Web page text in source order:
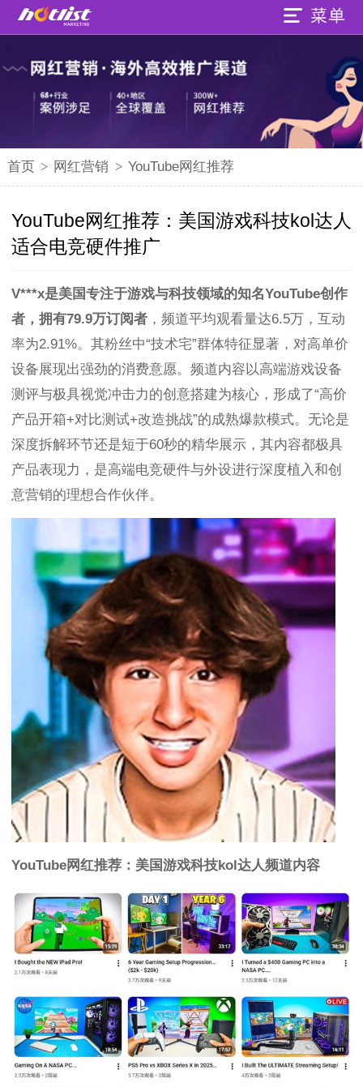
首页 > 网红营销 > YouTube网红推荐
YouTube网红推荐：美国游戏科技kol达人
适合电竞硬件推广
V***x是美国专注于游戏与科技领域的知名YouTube创作
者，拥有79.9万订阅者 ，频道平均观看量达6.5万，互动
率为2.91%。其粉丝中“技术宅”群体特征显著，对高单价
设备展现出强劲的消费意愿。频道内容以高端游戏设备
测评与极具视觉冲击力的创意搭建为核心，形成了“高价
产品开箱+对比测试+改造挑战”的成熟爆款模式。无论是
深度拆解环节还是短于60秒的精华展示，其内容都极具
产品表现力，是高端电竞硬件与外设进行深度植入和创
意营销的理想合作伙伴。
YouTube网红推荐：美国游戏科技kol达人频道内容